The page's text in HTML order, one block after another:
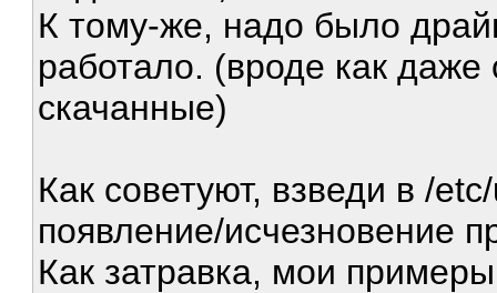
К тому-же, надо было
работало. (вроде как даже
скачанные)
Как советуют, взведи в /
появление/исчезновение
Как затравка, мои